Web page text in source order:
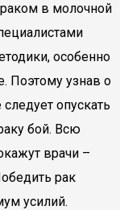
в молочной
особенно
Поэтому узнав о
опускать
бой. Всю
врачи –
рак
усилий.